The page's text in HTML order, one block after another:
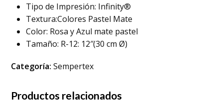
Tipo de Impresión: Infinity®
Textura:Colores Pastel Mate
Color: Rosa y Azul mate pastel
Tamaño: R-12: 12″(30 cm Ø)
Categoría: Sempertex
Productos relacionados